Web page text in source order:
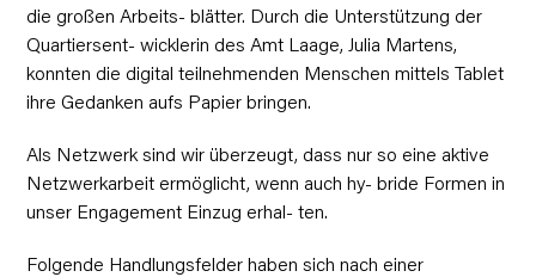
die großen Arbeits- blätter. Durch die Unterstützung der
Quartiersent- wicklerin des Amt Laage, Julia Martens,
konnten die digital teilnehmenden Menschen mittels Tablet
ihre Gedanken aufs Papier bringen.
Als Netzwerk sind wir überzeugt, dass nur so eine aktive
Netzwerkarbeit ermöglicht, wenn auch hy- bride Formen in
unser Engagement Einzug erhal- ten.
Folgende Handlungsfelder haben sich nach einer